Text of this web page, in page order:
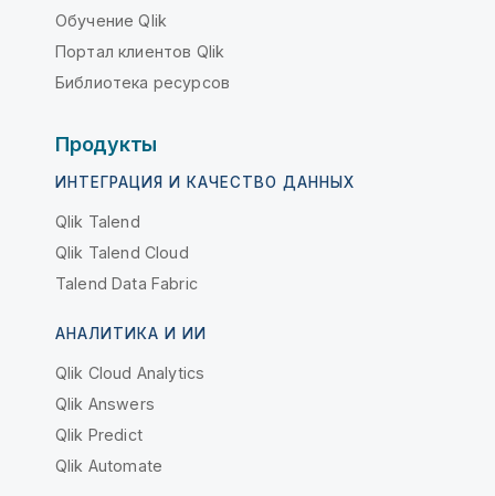
Обучение Qlik
Портал клиентов Qlik
Библиотека ресурсов
Продукты
ИНТЕГРАЦИЯ И КАЧЕСТВО ДАННЫХ
Qlik Talend
Qlik Talend Cloud
Talend Data Fabric
АНАЛИТИКА И ИИ
Qlik Cloud Analytics
Qlik Answers
Qlik Predict
Qlik Automate